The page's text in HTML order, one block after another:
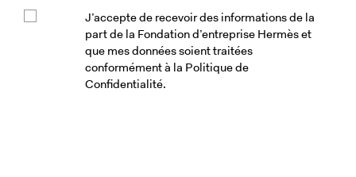
J’accepte de recevoir des informations de la
part de la Fondation d’entreprise Hermès et
que mes données soient traitées
conformément à la Politique de
Confidentialité.